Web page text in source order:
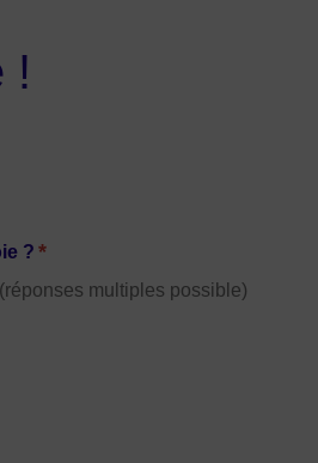
!
? *
multiples possible)